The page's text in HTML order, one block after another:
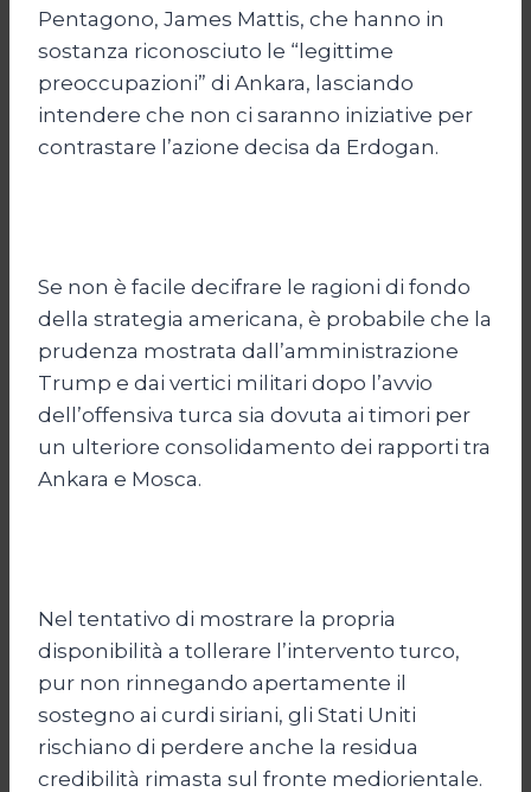
Pentagono, James Mattis, che hanno in
sostanza riconosciuto le “legittime
preoccupazioni” di Ankara, lasciando
intendere che non ci saranno iniziative per
contrastare l’azione decisa da Erdogan.
Se non è facile decifrare le ragioni di fondo
della strategia americana, è probabile che la
prudenza mostrata dall’amministrazione
Trump e dai vertici militari dopo l’avvio
dell’offensiva turca sia dovuta ai timori per
un ulteriore consolidamento dei rapporti tra
Ankara e Mosca.
Nel tentativo di mostrare la propria
disponibilità a tollerare l’intervento turco,
pur non rinnegando apertamente il
sostegno ai curdi siriani, gli Stati Uniti
rischiano di perdere anche la residua
credibilità rimasta sul fronte mediorientale.